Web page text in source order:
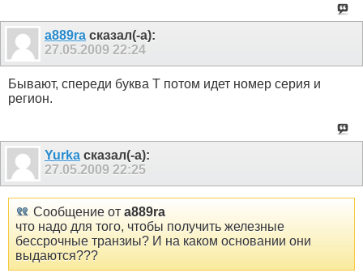
a889ra сказал(-а):
27.05.2009 22:24
Бывают, спереди буква Т потом идет номер серия и
регион.
Yurka сказал(-а):
27.05.2009 22:25
Сообщение от a889ra
что надо для того, чтобы получить железные
бессрочные транзиы? И на каком основании они
выдаются???